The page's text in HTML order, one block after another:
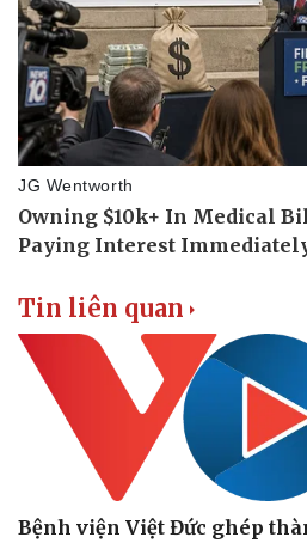
Tin liên quan
Bệnh viện Việt Đức ghép